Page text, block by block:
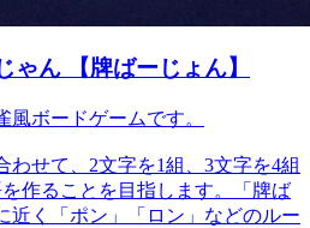
ん 【牌ばーじょん】
ボードゲームです。
わせて、2文字を1組、3文字を4組
作ることを目指します。「牌ば
近く「ポン」「ロン」などのルー